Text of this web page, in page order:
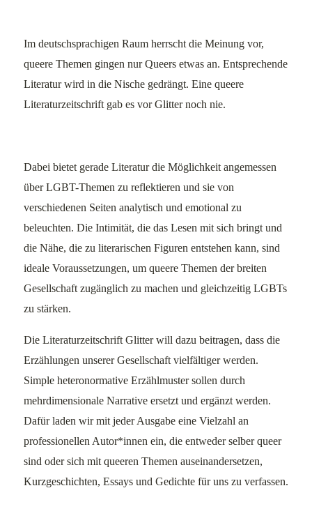
Im deutschsprachigen Raum herrscht die Meinung vor,
queere Themen gingen nur Queers etwas an. Entsprechende
Literatur wird in die Nische gedrängt. Eine queere
Literaturzeitschrift gab es vor Glitter noch nie.
Dabei bietet gerade Literatur die Möglichkeit angemessen
über LGBT-Themen zu reflektieren und sie von
verschiedenen Seiten analytisch und emotional zu
beleuchten. Die Intimität, die das Lesen mit sich bringt und
die Nähe, die zu literarischen Figuren entstehen kann, sind
ideale Voraussetzungen, um queere Themen der breiten
Gesellschaft zugänglich zu machen und gleichzeitig LGBTs
zu stärken.
Die Literaturzeitschrift Glitter will dazu beitragen, dass die
Erzählungen unserer Gesellschaft vielfältiger werden.
Simple heteronormative Erzählmuster sollen durch
mehrdimensionale Narrative ersetzt und ergänzt werden.
Dafür laden wir mit jeder Ausgabe eine Vielzahl an
professionellen Autor*innen ein, die entweder selber queer
sind oder sich mit queeren Themen auseinandersetzen,
Kurzgeschichten, Essays und Gedichte für uns zu verfassen.